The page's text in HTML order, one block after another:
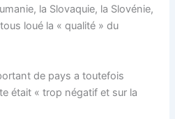
la Slovaquie, la Slovénie,
loué la « qualité » du
de pays a toutefois
était « trop négatif et sur la